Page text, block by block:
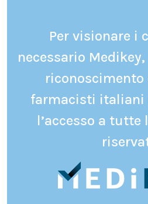
Per visionare i
necessario
riconoscimento
farmacisti italiani
l’accesso a tutte